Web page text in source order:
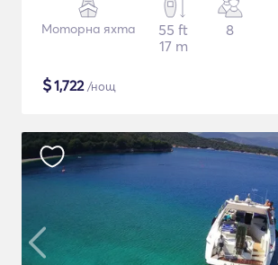
Моторна яхта
55 ft
17 m
8
$1,722/нощ